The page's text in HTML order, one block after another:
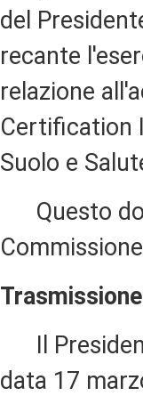
del
recante
relazione
Certification
Suolo e
Questo
Il
data 17